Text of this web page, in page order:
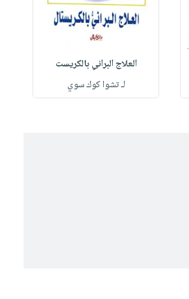
العلاج البراني بالكريست
لـ تشوا كوك سوي